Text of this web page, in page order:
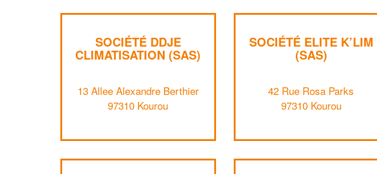
SOCIÉTÉ DDJE
CLIMATISATION (SAS)
13 Allee Alexandre Berthier
97310 Kourou
SOCIÉTÉ ELITE K’LIM
(SAS)
42 Rue Rosa Parks
97310 Kourou